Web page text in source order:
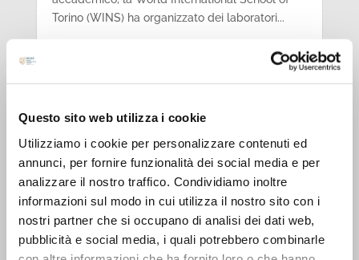
Questo sito web utilizza i cookie
Utilizziamo i cookie per personalizzare contenuti ed
annunci, per fornire funzionalità dei social media e per
analizzare il nostro traffico. Condividiamo inoltre
informazioni sul modo in cui utilizza il nostro sito con i
nostri partner che si occupano di analisi dei dati web,
pubblicità e social media, i quali potrebbero combinarle
Torino (WINS) ha organizzato dei laboratori...
WINS è lieta di condividere gli eccezionali
risultati del recente processo di valutazione dell’
International Baccalaureate (IB), riassunti in
questo estratto conclusivo. "La scuola beneficia
di un forte leadership team, supportato da
insegnanti che con passione che...